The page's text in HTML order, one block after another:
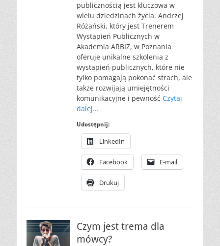
publicznością jest kluczowa w
wielu dziedzinach życia. Andrzej
Różański, który jest Trenerem
Wystąpień Publicznych w
Akademia ARBIZ, w Poznania
oferuje unikalne szkolenia z
wystąpień publicznych, które nie
tylko pomagają pokonać strach, ale
także rozwijają umiejętności
komunikacyjne i pewność Czytaj
dalej…
Udostępnij:
LinkedIn
Facebook E-mail
Drukuj
Czym jest trema dla
mówcy?